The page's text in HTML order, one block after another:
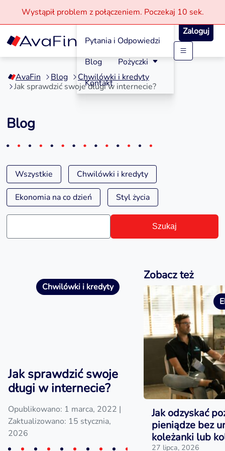
Przejdź
treści
Wystąpił problem z połączeniem. Poczekaj 10 sek.
Jak aplikować?
Pytania i Odpowiedzi
Blog
Pożyczki
Kontakt
Zaloguj
AvaFin Blog
Chwilówki i kredyty
Jak sprawdzić swoje długi w internecie?
Blog
Wszystkie Chwilówki i kredyty
Ekonomia na co dzień Styl życia
Szukaj
Chwilówki i kredyty
Jak sprawdzić swoje
długi w internecie?
Opublikowano: 1 marca, 2022 |
Zaktualizowano: 15 stycznia,
2026
Zobacz też
Jak odzyskać
pieniądze bez
koleżanki lub
27 lipca, 2026